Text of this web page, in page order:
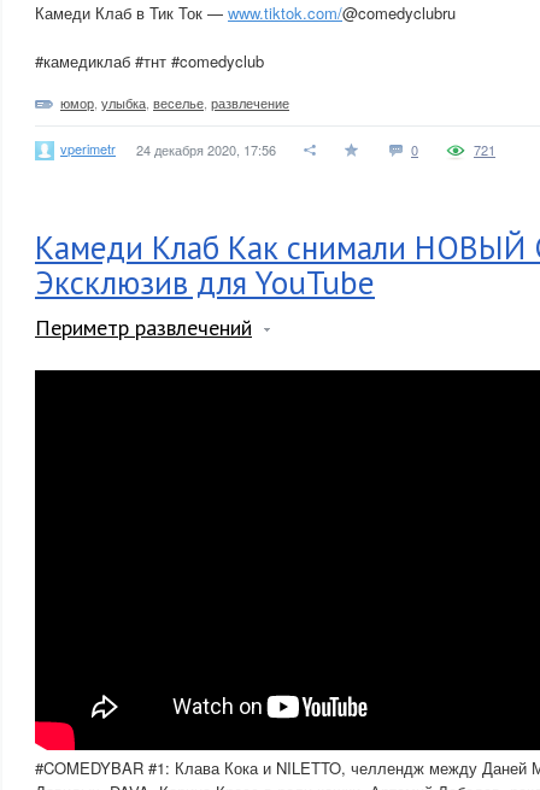
Камеди Клаб в Тик Ток — www.tiktok.com/@comedyclubru
#камедиклаб #тнт #comedyclub
юмор улыбка веселье развлечение
vperimetr 24 декабря 2020, 17:56 0 721
Камеди Клаб Как снимали
Эксклюзив для YouTube
Периметр развлечений
#COMEDYBAR #1: Клава Кока и NILETTO, челлендж между